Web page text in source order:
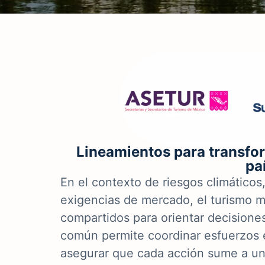
Lineamientos para
En el contexto de riesgos
exigencias de mercado, el turismo
compartidos para orientar
común permite coordinar
asegurar que cada acción sume a